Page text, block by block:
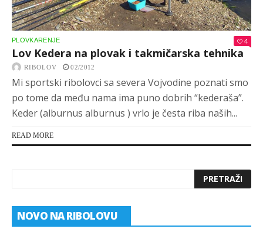
PLOVKARENJE 4
Lov Kedera na plovak i takmičarska tehnika
RIBOLOV 02/2012
Mi sportski ribolovci sa severa Vojvodine poznati smo
po tome da među nama ima puno dobrih “kederaša”.
Keder (alburnus alburnus ) vrlo je česta riba naših...
READ MORE
NOVO NA RIBOLOVU